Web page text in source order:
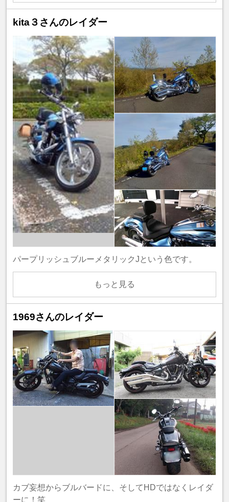
kita３さんのレイダー
パープリッシュブルーメタリックJという色です。
もっと見る
1969さんのレイダー
カブ妄想からブルバードに、そしてHDではなくレイダ
ーに！笑